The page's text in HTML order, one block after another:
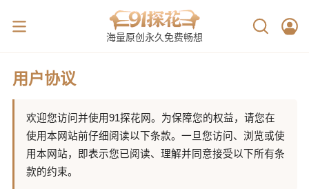
海量原创永久免费畅想
用户协议
欢迎您访问并使用91探花网。为保障您的权益，请您在
使用本网站前仔细阅读以下条款。一旦您访问、浏览或使
用本网站，即表示您已阅读、理解并同意接受以下所有条
款的约束。